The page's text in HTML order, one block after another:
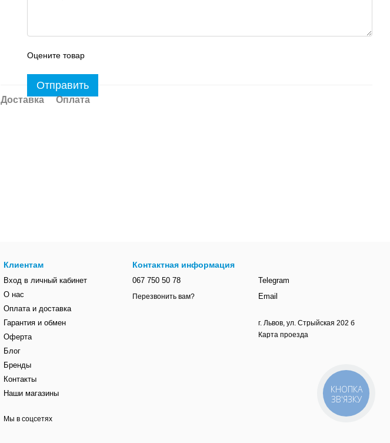
Оцените товар
Отправить
Доставка Оплата
Клиентам
Вход в личный кабинет
О нас
Оплата и доставка
Гарантия и обмен
Оферта
Блог
Бренды
Контакты
Наши магазины
Мы в соцсетях
Контактная информация
067 750 50 78
Перезвонить вам?
Telegram
Email
г. Львов, ул. Стрыйская 202 б
Карта проезда
КНОПКА
ЗВ'ЯЗКУ